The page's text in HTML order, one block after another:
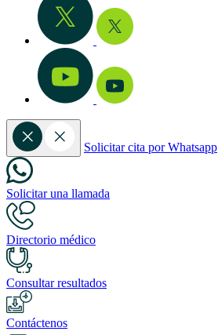
Solicitar cita por Whatsapp
Solicitar una llamada
Directorio médico
Consultar resultados
Contáctenos